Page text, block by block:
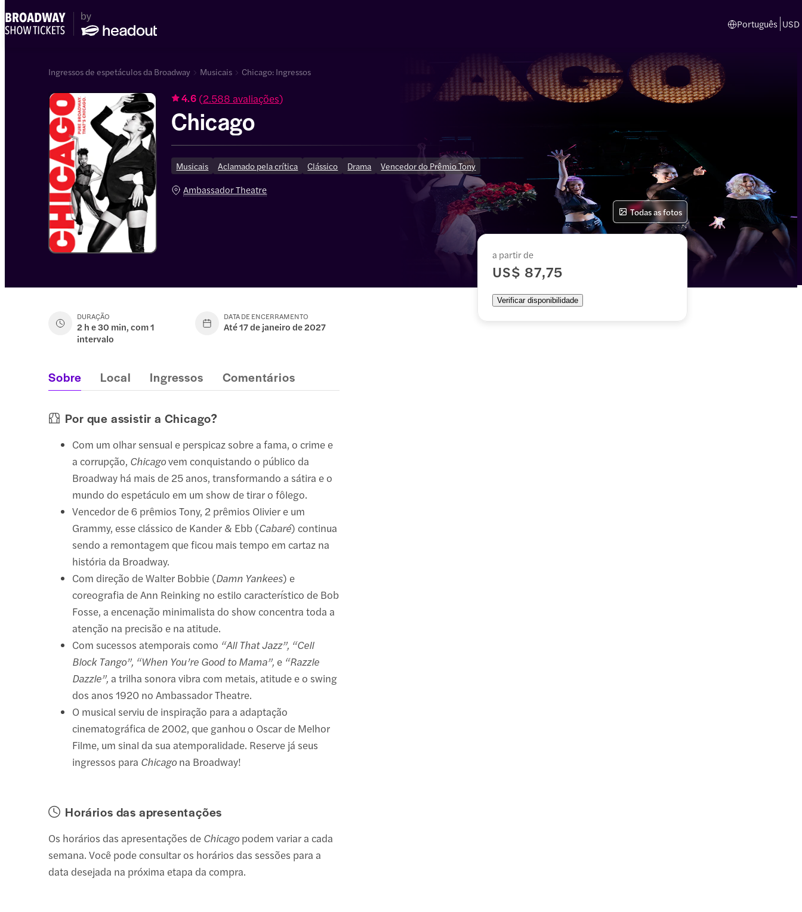
Português USD
Ingressos de espetáculos da Broadway Musicais Chicago: Ingressos
4.6 (2.588 avaliações)
Chicago
Musicais Aclamado pela crítica Clássico Drama Vencedor do Prêmio Tony
Ambassador Theatre
Todas as fotos
DURAÇÃO
2 h e 30 min, com 1
intervalo
DATA DE ENCERRAMENTO
Até 17 de janeiro de 2027
a partir de
US$ 87,75
Verificar disponibilidade
Sobre Local Ingressos Comentários
Por que assistir a Chicago?
Com um olhar sensual e perspicaz sobre a fama, o crime e
a corrupção, Chicagovem conquistando o público da
Broadway há mais de 25 anos, transformando a sátira e o
mundo do espetáculo em um show de tirar o fôlego.
Vencedor de 6 prêmios Tony, 2 prêmios Olivier e um
Grammy, esse clássico de Kander & Ebb (Cabaré) continua
sendo a remontagem que ficou mais tempo em cartaz na
história da Broadway.
Com direção de Walter Bobbie (Damn Yankees) e
coreografia de Ann Reinking no estilo característico de Bob
Fosse, a encenação minimalista do show concentra toda a
atenção na precisão e na atitude.
Com sucessos atemporais como “All That Jazz”, “Cell
Block Tango”, “When You’re Good to Mama”, e “Razzle
Dazzle”, a trilha sonora vibra com metais, atitude e o swing
dos anos 1920 no Ambassador Theatre.
O musical serviu de inspiração para a adaptação
cinematográfica de 2002, que ganhou o Oscar de Melhor
Filme, um sinal da sua atemporalidade. Reserve já seus
ingressos para Chicago na Broadway!
Horários das apresentações
Os horários das apresentações de Chicago podem variar a cada
semana. Você pode consultar os horários das sessões para a
data desejada na próxima etapa da compra.